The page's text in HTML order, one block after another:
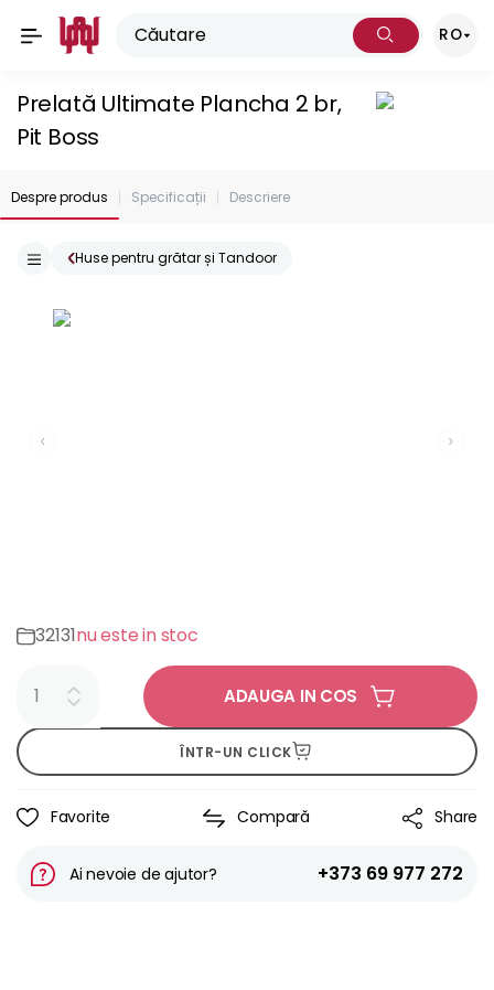
RO
Prelată Ultimate Plancha 2 br,
Pit Boss
Despre produs Specificații Descriere
Huse pentru grătar și Tandoor
32131nu este in stoc
ADAUGA IN COS
ÎNTR-UN CLICK
Favorite Compară Share
Ai nevoie de ajutor? +373 69 977 272